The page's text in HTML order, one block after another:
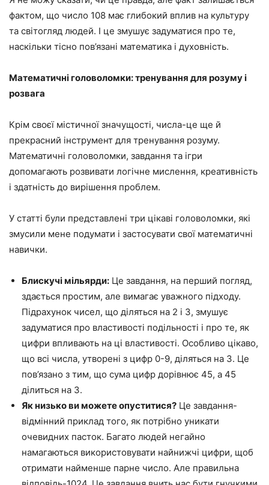
фактом, що число 108 має глибокий вплив на культуру
та світогляд людей. І це змушує задуматися про те,
наскільки тісно пов’язані математика і духовність.
Математичні головоломки: тренування для розуму і
розвага
Крім своєї містичної значущості, числа-це ще й
прекрасний інструмент для тренування розуму.
Математичні головоломки, завдання та ігри
допомагають розвивати логічне мислення, креативність
і здатність до вирішення проблем.
У статті були представлені три цікаві головоломки, які
змусили мене подумати і застосувати свої математичні
навички.
Блискучі мільярди: Це завдання, на перший погляд,
здається простим, але вимагає уважного підходу.
Підрахунок чисел, що діляться на 2 і 3, змушує
задуматися про властивості подільності і про те, як
цифри впливають на ці властивості. Особливо цікаво,
що всі числа, утворені з цифр 0-9, діляться на 3. Це
пов’язано з тим, що сума цифр дорівнює 45, а 45
ділиться на 3.
Як низько ви можете опуститися? Це завдання-
відмінний приклад того, як потрібно уникати
очевидних пасток. Багато людей негайно
намагаються використовувати найнижчі цифри, щоб
отримати найменше парне число. Але правильна